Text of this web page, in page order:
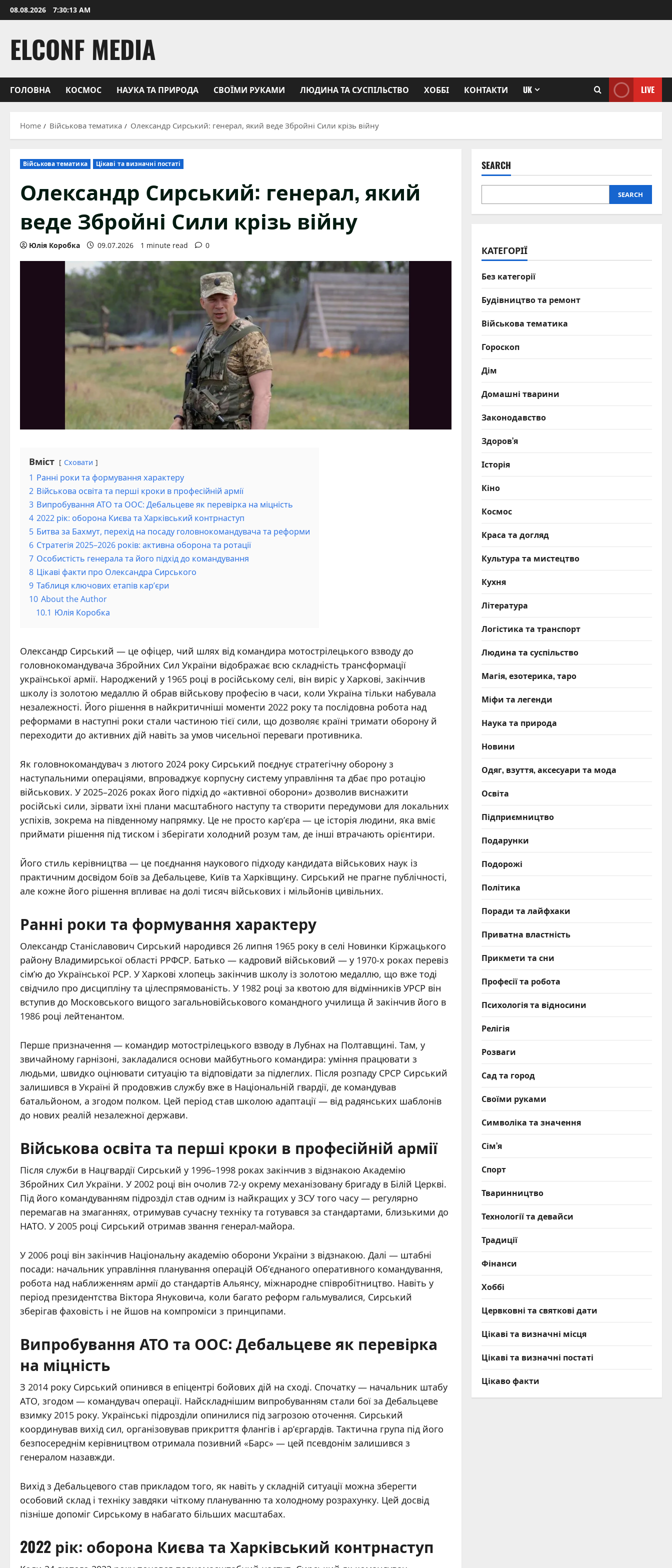
Skip
to
08.08.2026 7:30:14 AM
ELCONF MEDIA
ГОЛОВНА КОСМОС НАУКА ТА ПРИРОДА СВОЇМИ РУКАМИ ЛЮДИНА ТА СУСПІЛЬСТВО ХОББІ КОНТАКТИ UK LIVE
Home Військова тематика Олександр Сирський: генерал, який веде Збройні Сили крізь війну
Військова тематика Цікаві та визначні постаті
Олександр Сирський: генерал, який
веде Збройні Сили крізь війну
Юлія Коробка 09.07.2026 1 minute read 0
Вміст Сховати
1 Ранні роки та формування характеру
2 Військова освіта та перші кроки в професійній армії
3 Випробування АТО та ООС: Дебальцеве як перевірка на міцність
4 2022 рік: оборона Києва та Харківський контрнаступ
5 Битва за Бахмут, перехід на посаду головнокомандувача та реформи
6 Стратегія 2025–2026 років: активна оборона та ротації
7 Особистість генерала та його підхід до командування
8 Цікаві факти про Олександра Сирського
9 Таблиця ключових етапів кар’єри
10 About the Author
10.1 Юлія Коробка
Олександр Сирський — це офіцер, чий шлях від командира мотострілецького взводу до
головнокомандувача Збройних Сил України відображає всю складність трансформації
української армії. Народжений у 1965 році в російському селі, він виріс у Харкові, закінчив
школу із золотою медаллю й обрав військову професію в часи, коли Україна тільки набувала
незалежності. Його рішення в найкритичніші моменти 2022 року та послідовна робота над
реформами в наступні роки стали частиною тієї сили, що дозволяє країні тримати оборону й
переходити до активних дій навіть за умов чисельної переваги противника.
Як головнокомандувач з лютого 2024 року Сирський поєднує стратегічну оборону з
наступальними операціями, впроваджує корпусну систему управління та дбає про ротацію
військових. У 2025–2026 роках його підхід до «активної оборони» дозволив виснажити
російські сили, зірвати їхні плани масштабного наступу та створити передумови для локальних
успіхів, зокрема на південному напрямку. Це не просто кар’єра — це історія людини, яка вміє
приймати рішення під тиском і зберігати холодний розум там, де інші втрачають орієнтири.
Його стиль керівництва — це поєднання наукового підходу кандидата військових наук із
практичним досвідом боїв за Дебальцеве, Київ та Харківщину. Сирський не прагне публічності,
але кожне його рішення впливає на долі тисяч військових і мільйонів цивільних.
Ранні роки та формування характеру
Олександр Станіславович Сирський народився 26 липня 1965 року в селі Новинки Кіржацького
району Владимирської області РРФСР. Батько — кадровий військовий — у 1970-х роках перевіз
сім’ю до Української РСР. У Харкові хлопець закінчив школу із золотою медаллю, що вже тоді
свідчило про дисципліну та цілеспрямованість. У 1982 році за квотою для відмінників УРСР він
вступив до Московського вищого загальновійськового командного училища й закінчив його в
1986 році лейтенантом.
Перше призначення — командир мотострілецького взводу в Лубнах на Полтавщині. Там, у
звичайному гарнізоні, закладалися основи майбутнього командира: уміння працювати з
людьми, швидко оцінювати ситуацію та відповідати за підлеглих. Після розпаду СРСР Сирський
залишився в Україні й продовжив службу вже в Національній гвардії, де командував
батальйоном, а згодом полком. Цей період став школою адаптації — від радянських шаблонів
до нових реалій незалежної держави.
Військова освіта та перші кроки в професійній армії
Після служби в Нацгвардії Сирський у 1996–1998 роках закінчив з відзнакою Академію
Збройних Сил України. У 2002 році він очолив 72-у окрему механізовану бригаду в Білій Церкві.
Під його командуванням підрозділ став одним із найкращих у ЗСУ того часу — регулярно
перемагав на змаганнях, отримував сучасну техніку та готувався за стандартами, близькими до
НАТО. У 2005 році Сирський отримав звання генерал-майора.
У 2006 році він закінчив Національну академію оборони України з відзнакою. Далі — штабні
посади: начальник управління планування операцій Об’єднаного оперативного командування,
робота над наближенням армії до стандартів Альянсу, міжнародне співробітництво. Навіть у
період президентства Віктора Януковича, коли багато реформ гальмувалися, Сирський
зберігав фаховість і не йшов на компроміси з принципами.
Випробування АТО та ООС: Дебальцеве як перевірка
на міцність
З 2014 року Сирський опинився в епіцентрі бойових дій на сході. Спочатку — начальник штабу
АТО, згодом — командувач операції. Найскладнішим випробуванням стали бої за Дебальцеве
взимку 2015 року. Українські підрозділи опинилися під загрозою оточення. Сирський
координував вихід сил, організовував прикриття флангів і ар’єргардів. Тактична група під його
безпосереднім керівництвом отримала позивний «Барс» — цей псевдонім залишився з
генералом назавжди.
Вихід з Дебальцевого став прикладом того, як навіть у складній ситуації можна зберегти
особовий склад і техніку завдяки чіткому плануванню та холодному розрахунку. Цей досвід
пізніше допоміг Сирському в набагато більших масштабах.
2022 рік: оборона Києва та Харківський контрнаступ
SEARCH
SEARCH
КАТЕГОРІЇ
Без категорії
Будівництво та ремонт
Військова тематика
Гороскоп
Дім
Домашні тварини
Законодавство
Здоров’я
Історія
Кіно
Космос
Краса та догляд
Культура та мистецтво
Кухня
Література
Логістика та транспорт
Людина та суспільство
Магія, езотерика, таро
Міфи та легенди
Наука та природа
Новини
Одяг, взуття, аксесуари та мода
Освіта
Підприємництво
Подарунки
Подорожі
Політика
Поради та лайфхаки
Приватна властність
Прикмети та сни
Професії та робота
Психологія та відносини
Релігія
Розваги
Сад та город
Своїми руками
Символіка та значення
Сім’я
Спорт
Тваринництво
Технології та девайси
Традиції
Фінанси
Хоббі
Цервковні та святкові дати
Цікаві та визначні місця
Цікаві та визначні постаті
Цікаво факти